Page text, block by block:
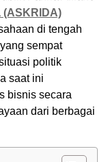
(ASKRIDA)
di tengah
sempat
politik
saat ini
bisnis secara
dari berbagai